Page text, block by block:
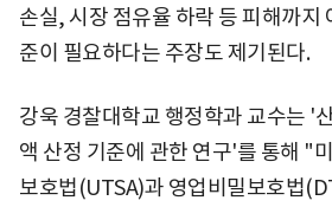
손실, 시장 점유율 하락 등 피해까지
준이 필요하다는 주장도 제기된다.
강욱 경찰대학교 행정학과 교수는 '
액 산정 기준에 관한 연구'를 통해 "
보호법(UTSA)과 영업비밀보호법